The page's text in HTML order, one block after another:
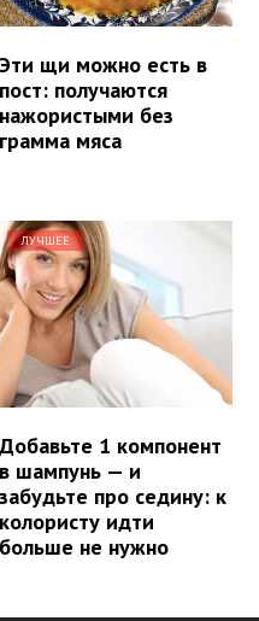
Эти щи можно есть в
пост: получаются
нажористыми без
грамма мяса
ЛУЧШЕЕ
Добавьте 1 компонент
в шампунь — и
забудьте про седину: к
колористу идти
больше не нужно